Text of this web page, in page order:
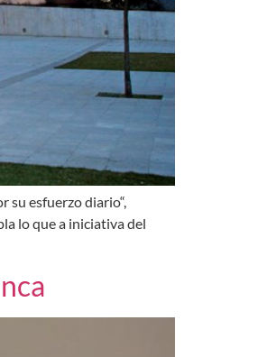
su esfuerzo diario“,
lo que a iniciativa del